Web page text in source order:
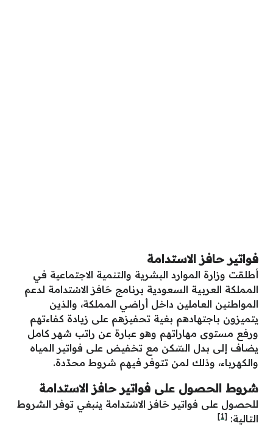
فواتير حافز الاستدامة
أطلقت وزارة الموارد البشرية والتنمية الاجتماعية في
المملكة العربية السعودية برنامج حَافز الاسْتدامة لدعم
المواطنين العاملين داخل أراضي المملكة، والذين
يتميزون باجتهادهم بغية تحفيزهم على زيادة كفاءتهم
ورفع مستوى مهاراتهم وهو عبارة عن راتب شهر كامل
يضاف إلى بدل السّكن مع تخفيض على فواتير المياه
والكهرباء، وذلك لمن تتوفر فيهم شروط محدّدة.
شروط الحصول على فواتير حافز الاستدامة
للحصول على فواتير حَافز الاسْتدامة ينبغي توفر الشروط
التالية: [1]